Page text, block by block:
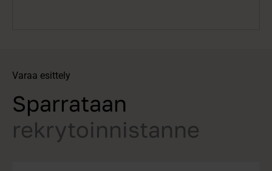
Varaa esittely
Sparrataan
rekrytoinnistanne